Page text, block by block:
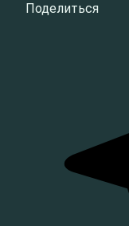
Поделиться